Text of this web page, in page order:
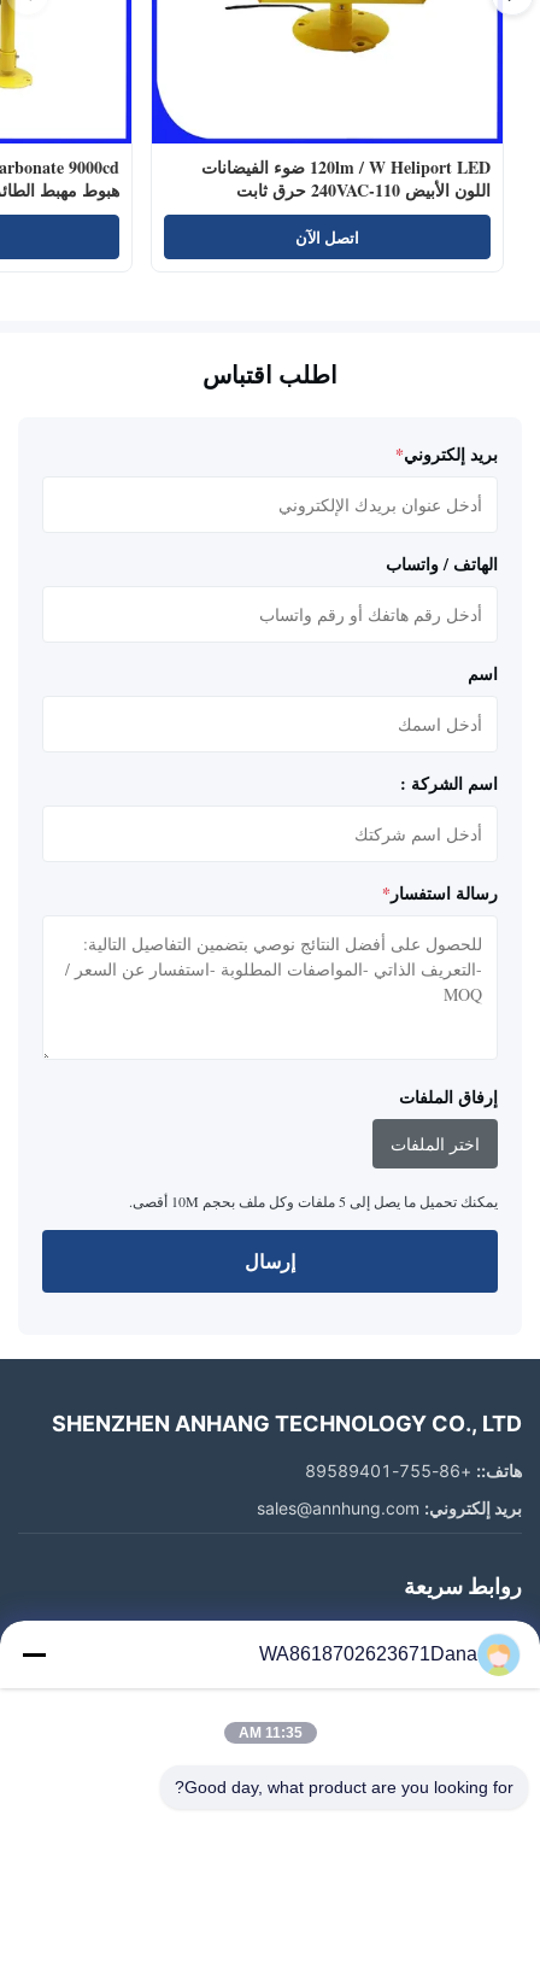
120lm / W Heliport LED ضوء الفيضانات
اللون الأبيض 110-240VAC حرق ثابت
اتصل الآن
هبوط مهبط
اطلب اقتباس
بريد إلكتروني*
الهاتف / واتساب
اسم
اسم الشركة :
رسالة استفسار*
إرفاق الملفات
اختر الملفات
يمكنك تحميل ما يصل إلى 5 ملفات وكل ملف بحجم 10M أقصى.
إرسال
SHENZHEN ANHANG TECHNOLOGY CO., LTD
هاتف:: +86-755-89589401
بريد إلكتروني:
روابط سريعة
المنزل
المنتجات
جولة في المعمل
WA8618702623671Dana
11:35 AM
Good day, what product are you looking for?